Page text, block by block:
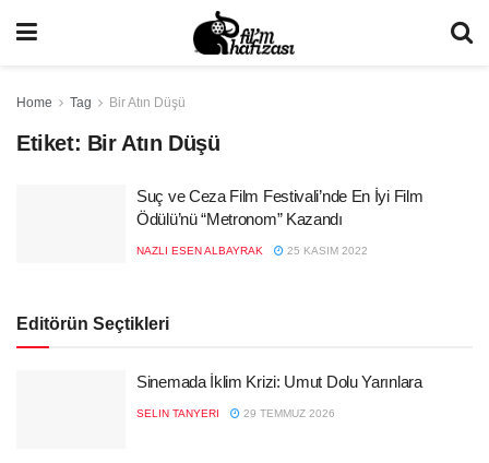
Home Tag Bir Atın Düşü
Etiket: Bir Atın Düşü
Suç ve Ceza Film Festivali’nde En İyi Film
Ödülü’nü “Metronom” Kazandı
NAZLI ESEN ALBAYRAK 25 KASIM 2022
Editörün Seçtikleri
Sinemada İklim Krizi: Umut Dolu Yarınlara
SELIN TANYERI 29 TEMMUZ 2026